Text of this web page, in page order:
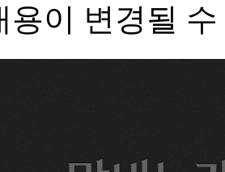
용이 변경될